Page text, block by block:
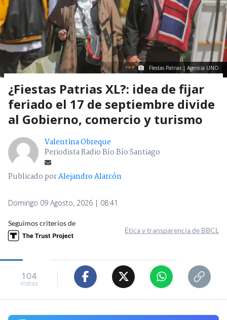
FIestas Patrias | Agencia UNO
¿Fiestas Patrias XL?: idea de fijar
feriado el 17 de septiembre divide
al Gobierno, comercio y turismo
Valentina Obreque
Periodista Radio Bío Bío Santiago
Publicado porAlejandro Alarcón
Domingo 09 Agosto, 2026 | 08:41
Seguimos criterios de
Ética y transparencia de BBCL
104
visitas